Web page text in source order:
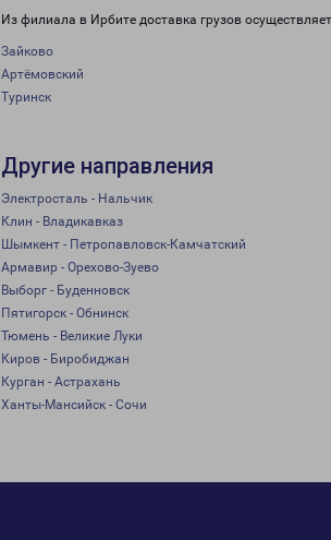
Из филиала в Ирбите доставка грузов
Зайково
Артёмовский
Туринск
Другие направления
Электросталь - Нальчик
Клин - Владикавказ
Шымкент - Петропавловск-Камчатский
Армавир - Орехово-Зуево
Выборг - Буденновск
Пятигорск - Обнинск
Тюмень - Великие Луки
Киров - Биробиджан
Курган - Астрахань
Ханты-Мансийск - Сочи